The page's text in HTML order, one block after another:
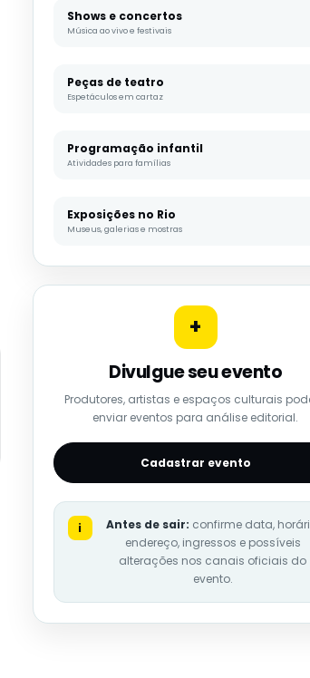
Shows e concertos
Música ao vivo e festivais
Peças de teatro
Espetáculos em cartaz
Programação infantil
Atividades para famílias
Exposições no Rio
Museus, galerias e mostras
+
Divulgue seu evento
Produtores, artistas e espaços culturais
enviar eventos para análise editorial.
Cadastrar evento
i Antes de sair: confirme data,
endereço, ingressos e possíveis
alterações nos canais oficiais do
evento.